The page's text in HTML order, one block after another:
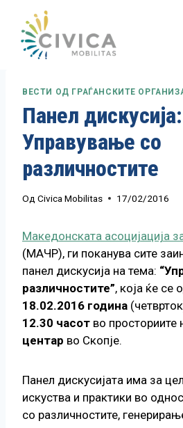
content
ВЕСТИ ОД ГРАЃАНСКИТЕ
Панел дискусија:
Управување со
различностите
Од Civica Mobilitas 17/02/2016
Македонската асоцијација
(МАЧР), ги поканува сите
панел дискусија на тема:
различностите”, која ќе се
18.02.2016 година
12.30 часот во просториите
центар во Скопје.
Панел дискусијата има за
искуства и практики во
со различностите,